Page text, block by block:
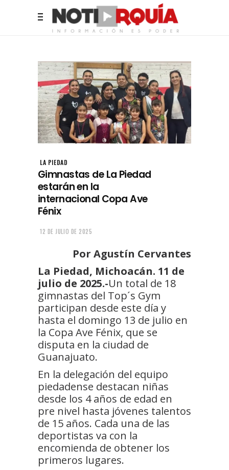
LA PIEDAD
Gimnastas de La Piedad
estarán en la
internacional Copa Ave
Fénix
12 DE JULIO DE 2025
Por Agustín Cervantes
La Piedad, Michoacán. 11 de
julio de 2025.-Un total de 18
gimnastas del Top´s Gym
participan desde este día y
hasta el domingo 13 de julio en
la Copa Ave Fénix, que se
disputa en la ciudad de
Guanajuato.
En la delegación del equipo
piedadense destacan niñas
desde los 4 años de edad en
pre nivel hasta jóvenes talentos
de 15 años. Cada una de las
deportistas va con la
encomienda de obtener los
primeros lugares.